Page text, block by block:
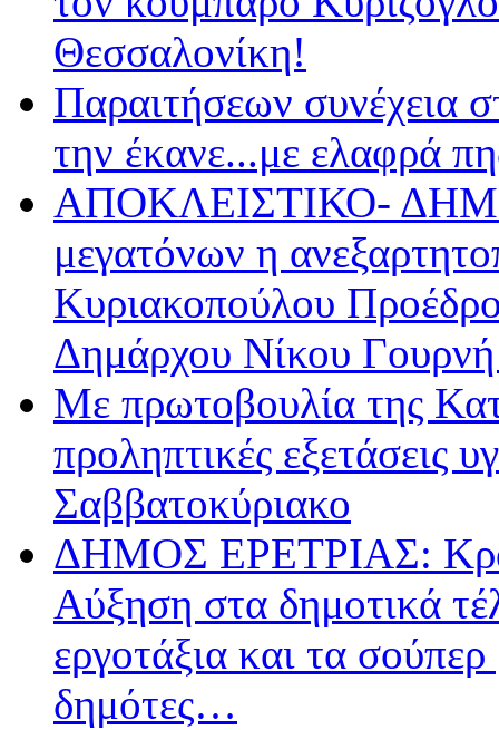
Θεσσαλονίκη!
Παραιτήσεων συνέχεια
την έκανε...με ελαφρά
ΑΠΟΚΛΕΙΣΤΙΚΟ-
μεγατόνων η
Κυριακοπούλου
Δημάρχου Νίκου
Με πρωτοβουλία της
προληπτικές εξετάσεις
Σαββατοκύριακο
ΔΗΜΟΣ ΕΡΕΤΡΙΑΣ:
Αύξηση στα δημοτικά
εργοτάξια και τα
δημότες…